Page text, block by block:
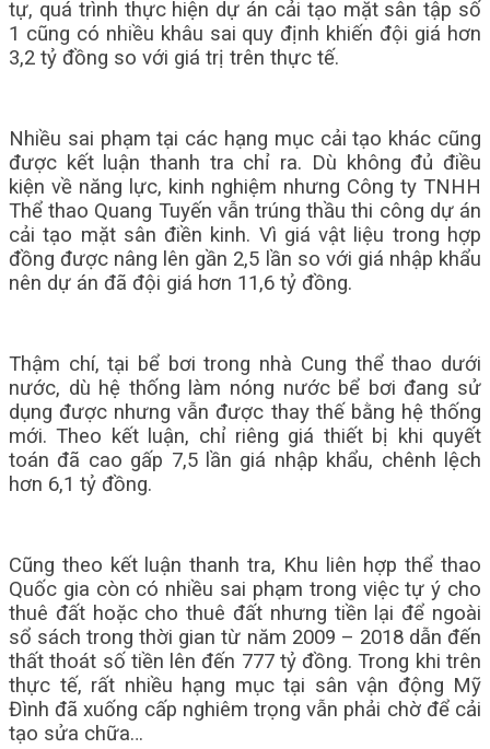
tự, quá trình thực hiện dự án cải tạo mặt sân tập số
1 cũng có nhiều khâu sai quy định khiến đội giá hơn
3,2 tỷ đồng so với giá trị trên thực tế.
Nhiều sai phạm tại các hạng mục cải tạo khác cũng
được kết luận thanh tra chỉ ra. Dù không đủ điều
kiện về năng lực, kinh nghiệm nhưng Công ty TNHH
Thể thao Quang Tuyến vẫn trúng thầu thi công dự án
cải tạo mặt sân điền kinh. Vì giá vật liệu trong hợp
đồng được nâng lên gần 2,5 lần so với giá nhập khẩu
nên dự án đã đội giá hơn 11,6 tỷ đồng.
Thậm chí, tại bể bơi trong nhà Cung thể thao dưới
nước, dù hệ thống làm nóng nước bể bơi đang sử
dụng được nhưng vẫn được thay thế bằng hệ thống
mới. Theo kết luận, chỉ riêng giá thiết bị khi quyết
toán đã cao gấp 7,5 lần giá nhập khẩu, chênh lệch
hơn 6,1 tỷ đồng.
Cũng theo kết luận thanh tra, Khu liên hợp thể thao
Quốc gia còn có nhiều sai phạm trong việc tự ý cho
thuê đất hoặc cho thuê đất nhưng tiền lại để ngoài
sổ sách trong thời gian từ năm 2009 – 2018 dẫn đến
thất thoát số tiền lên đến 777 tỷ đồng. Trong khi trên
thực tế, rất nhiều hạng mục tại sân vận động Mỹ
Đình đã xuống cấp nghiêm trọng vẫn phải chờ để cải
tạo sửa chữa…